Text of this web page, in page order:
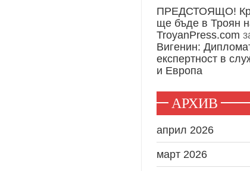
ПРЕДСТОЯЩО!
ще бъде в Троян
TroyanPress.com
Вигенин:
експертност в
и Европа
АРХИВ
април 2026
март 2026